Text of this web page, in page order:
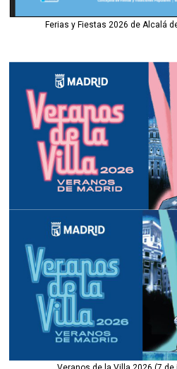
Ferias y Fiestas 2026 de Alcalá